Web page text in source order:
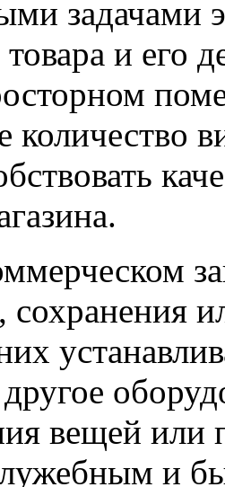
задачами
и его
количество
сохранения
вещей или
и